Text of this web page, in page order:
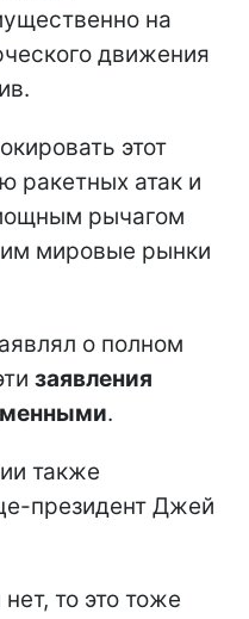
на
движения
этот
ракетных атак и
рычагом
мировые рынки
о полном
заявления
.
также
президент Джей
то это тоже